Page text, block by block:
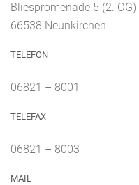
Bliespromenade 5 (2. OG)
66538 Neunkirchen
TELEFON
06821 – 8001
TELEFAX
06821 – 8003
MAIL